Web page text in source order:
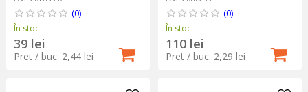
(0)
În stoc
39 lei
Pret / buc: 2,44 lei
(0)
În stoc
110 lei
Pret / buc: 2,29 lei